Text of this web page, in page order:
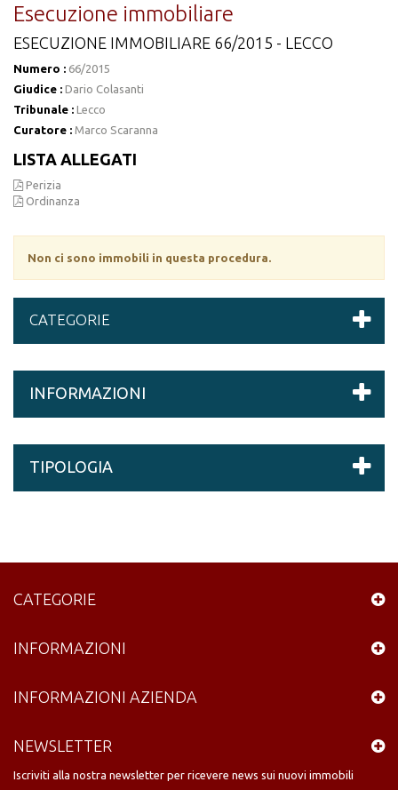
Esecuzione immobiliare
ESECUZIONE IMMOBILIARE 66/2015 - LECCO
Numero : 66/2015
Giudice : Dario Colasanti
Tribunale : Lecco
Curatore : Marco Scaranna
LISTA ALLEGATI
Perizia
Ordinanza
Non ci sono immobili in questa procedura.
CATEGORIE
INFORMAZIONI
TIPOLOGIA
CATEGORIE
INFORMAZIONI
INFORMAZIONI AZIENDA
NEWSLETTER
Iscriviti alla nostra newsletter per ricevere news sui nuovi immobili